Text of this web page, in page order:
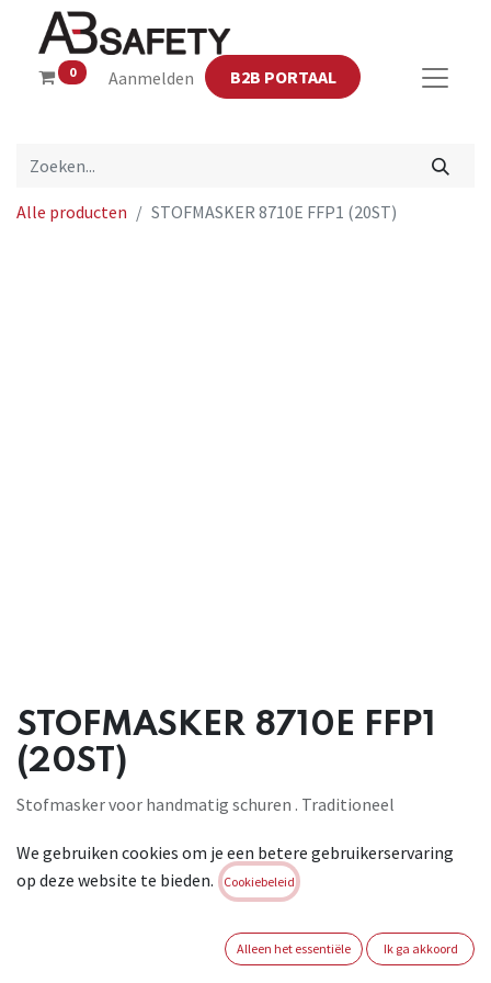
0 Aanmelden B2B PORTAAL
Alle producten STOFMASKER 8710E FFP1 (20ST)
STOFMASKER 8710E FFP1
(20ST)
Stofmasker voor handmatig schuren . Traditioneel
en gehoorbescherming . De verstelbare neusbeugel helpt
een afdichting te vormen over de neus en de wangen .
Conform : EN 149:2001 + A1:2009 FFP1 NR D
We gebruiken cookies om je een betere gebruikerservaring
op deze website te bieden.
Cookiebeleid
Alleen het essentiële Ik ga akkoord